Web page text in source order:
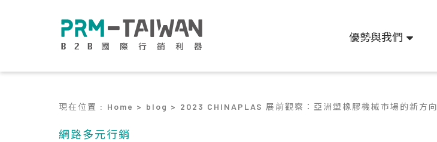
優勢與我們
現在位置 : Home > blog > 2023 CHINAPLAS 展前觀察：亞洲塑橡膠機械市場的新方向
網路多元行銷